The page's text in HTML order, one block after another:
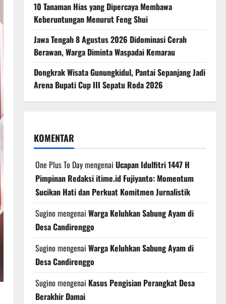
10 Tanaman Hias yang Dipercaya Membawa
Keberuntungan Menurut Feng Shui
Jawa Tengah 8 Agustus 2026 Didominasi Cerah
Berawan, Warga Diminta Waspadai Kemarau
Dongkrak Wisata Gunungkidul, Pantai Sepanjang Jadi
Arena Bupati Cup III Sepatu Roda 2026
KOMENTAR
One Plus To Daymengenai Ucapan Idulfitri 1447 H
Pimpinan Redaksi itime.id Fujiyanto: Momentum
Sucikan Hati dan Perkuat Komitmen Jurnalistik
Sugino mengenai Warga Keluhkan Sabung Ayam di
Desa Candirenggo
Sugino mengenai Warga Keluhkan Sabung Ayam di
Desa Candirenggo
Sugino mengenai Kasus Pengisian Perangkat Desa
Berakhir Damai